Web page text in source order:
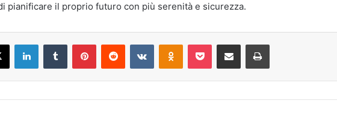
pianificare il proprio futuro con più serenità e sicurezza.
X LinkedInTumblrPinterestRedditVKontakteOdnoklassniki
PocketCondividi via Email Stampa